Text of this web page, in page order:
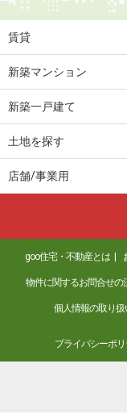
賃貸
新築マンション
新築一戸建て
土地を探す
店舗/事業用
goo住宅・不動産とは
物件に関するお問合せの
個人情報の取り
プライバシーポ